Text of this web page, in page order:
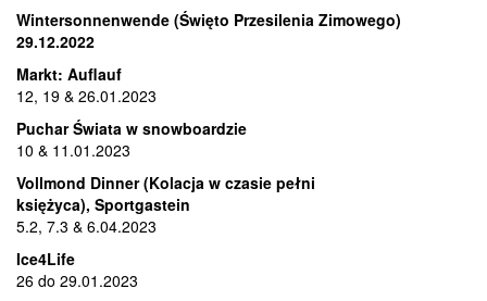
Wintersonnenwende (Święto Przesilenia Zimowego)
29.12.2022
Markt: Auflauf
12, 19 & 26.01.2023
Puchar Świata w snowboardzie
10 & 11.01.2023
Vollmond Dinner (Kolacja w czasie pełni
księżyca), Sportgastein
5.2, 7.3 & 6.04.2023
Ice4Life
26 do 29.01.2023